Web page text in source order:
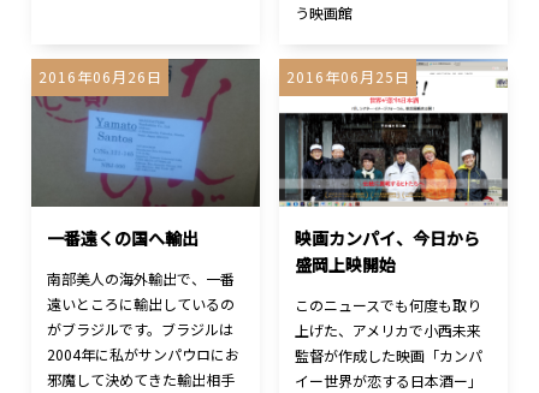
う映画館
2016年06月26日
一番遠くの国へ輸出
南部美人の海外輸出で、一番
遠いところに輸出しているの
がブラジルです。ブラジルは
2004年に私がサンパウロにお
邪魔して決めてきた輸出相手
2016年06月25日
映画カンパイ、今日から
盛岡上映開始
このニュースでも何度も取り
上げた、アメリカで小西未来
監督が作成した映画「カンパ
イー世界が恋する日本酒ー」